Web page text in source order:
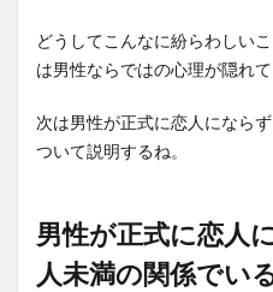
どうしてこんなに紛らわしい
は男性ならではの心理が隠れて
次は男性が正式に恋人になら
ついて説明するね。
男性が正式に恋人
人未満の関係でい